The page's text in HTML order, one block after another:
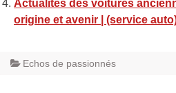
Actualités des voitures
origine et avenir | (service
Echos de passionnés